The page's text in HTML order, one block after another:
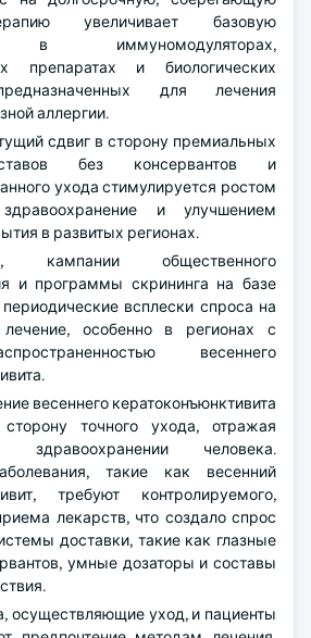
увеличивает базовую
в иммуномодуляторах,
препаратах и биологических
для лечения
аллергии.
сдвиг в сторону премиальных
без консервантов и
ухода стимулируется ростом
и улучшением
в развитых регионах.
кампании общественного
и программы скрининга на базе
всплески спроса на
особенно в регионах с
весеннего
весеннего кератоконъюнктивита
точного ухода, отражая
человека.
такие как весенний
требуют контролируемого,
лекарств, что создало спрос
доставки, такие как глазные
умные дозаторы и составы
осуществляющие уход, и пациенты